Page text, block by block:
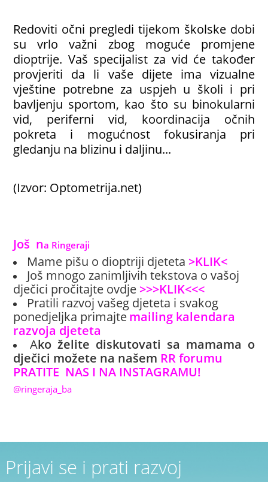
Redoviti očni pregledi tijekom školske dobi
su vrlo važni zbog moguće promjene
dioptrije. Vaš specijalist za vid će također
provjeriti da li vaše dijete ima vizualne
vještine potrebne za uspjeh u školi i pri
bavljenju sportom, kao što su binokularni
vid, periferni vid, koordinacija očnih
pokreta i mogućnost fokusiranja pri
gledanju na blizinu i daljinu...
(Izvor: Optometrija.net)
Još na Ringeraji
Mame pišu o dioptriji djeteta >KLIK<
Još mnogo zanimljivih tekstova o vašoj
dječici pročitajte ovdje >>>KLIK<<<
Pratili razvoj vašeg djeteta i svakog
ponedjeljka primajtemailing kalendara
razvoja djeteta
Ako želite diskutovati sa mamama o
dječici možete na našem RR forumu
PRATITE NAS I NA INSTAGRAMU!
@ringeraja_ba
Prijavi se i prati razvoj